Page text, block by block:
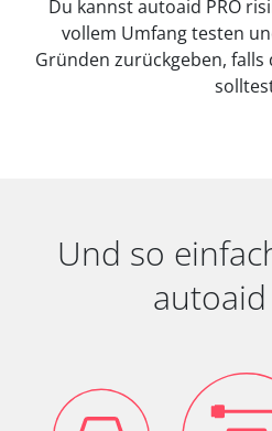
Du kannst autoaid PRO
vollem Umfang testen
Gründen zurückgeben,
Und so
autoaid